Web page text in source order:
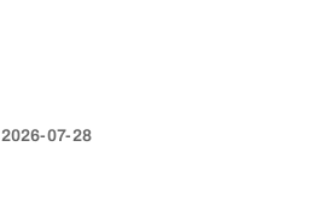
2026-07-28